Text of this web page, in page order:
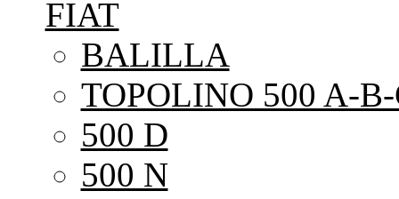
FIAT
BALILLA
TOPOLINO 500 A-
500 D
500 N